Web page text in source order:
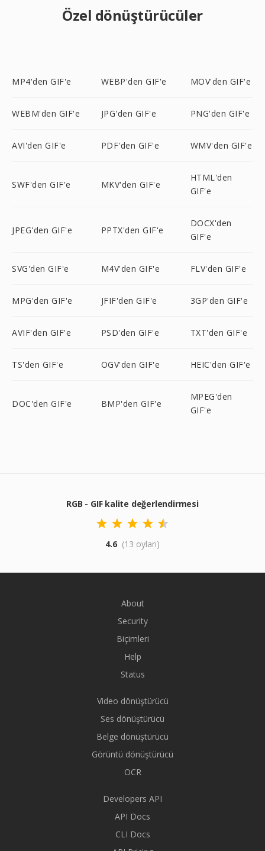
Özel dönüştürücüler
MP4'den GIF'e WEBP'den GIF'e MOV'den GIF'e
WEBM'den GIF'e JPG'den GIF'e PNG'den GIF'e
AVI'den GIF'e PDF'den GIF'e WMV'den GIF'e
SWF'den GIF'e MKV'den GIF'e
HTML'den
GIF'e
JPEG'den GIF'e PPTX'den GIF'e
DOCX'den
GIF'e
SVG'den GIF'e M4V'den GIF'e FLV'den GIF'e
MPG'den GIF'e JFIF'den GIF'e 3GP'den GIF'e
AVIF'den GIF'e PSD'den GIF'e TXT'den GIF'e
TS'den GIF'e OGV'den GIF'e HEIC'den GIF'e
DOC'den GIF'e BMP'den GIF'e
MPEG'den
GIF'e
RGB - GIF kalite değerlendirmesi
4.6 (13 oyları)
About
Security
Biçimleri
Help
Status
Video dönüştürücü
Ses dönüştürücü
Belge dönüştürücü
Görüntü dönüştürücü
OCR
Developers API
API Docs
CLI Docs